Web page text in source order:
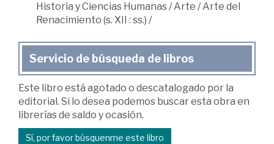
Historia y Ciencias Humanas/Arte /Arte del
Renacimiento (s. XII : ss.) /
Servicio de búsqueda de libros
Este libro está agotado o descatalogado por la
editorial. Si lo desea podemos buscar esta obra en
librerías de saldo y ocasión.
Sí, por favor búsquenme este libro